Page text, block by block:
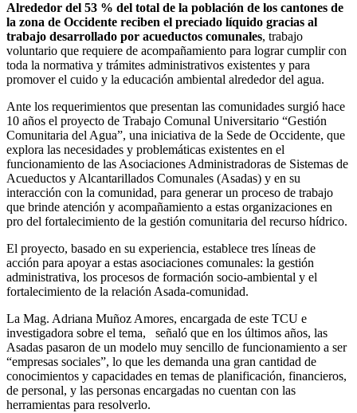
Alrededor del 53 % del total de la población de los cantones de
la zona de Occidente reciben el preciado líquido gracias al
trabajo desarrollado por acueductos comunales, trabajo
voluntario que requiere de acompañamiento para lograr cumplir con
toda la normativa y trámites administrativos existentes y para
promover el cuido y la educación ambiental alrededor del agua.
Ante los requerimientos que presentan las comunidades surgió hace
10 años el proyecto de Trabajo Comunal Universitario “Gestión
Comunitaria del Agua”, una iniciativa de la Sede de Occidente, que
explora las necesidades y problemáticas existentes en el
funcionamiento de las Asociaciones Administradoras de Sistemas de
Acueductos y Alcantarillados Comunales (Asadas) y en su
interacción con la comunidad, para generar un proceso de trabajo
que brinde atención y acompañamiento a estas organizaciones en
pro del fortalecimiento de la gestión comunitaria del recurso hídrico.
El proyecto, basado en su experiencia, establece tres líneas de
acción para apoyar a estas asociaciones comunales: la gestión
administrativa, los procesos de formación socio-ambiental y el
fortalecimiento de la relación Asada-comunidad.
La Mag. Adriana Muñoz Amores, encargada de este TCU e
investigadora sobre el tema, señaló que en los últimos años, las
Asadas pasaron de un modelo muy sencillo de funcionamiento a ser
“empresas sociales”, lo que les demanda una gran cantidad de
conocimientos y capacidades en temas de planificación, financieros,
de personal, y las personas encargadas no cuentan con las
herramientas para resolverlo.